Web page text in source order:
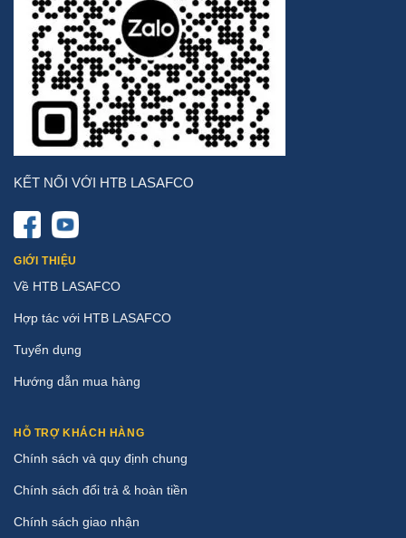
KẾT NỐI VỚI HTB LASAFCO
GIỚI THIỆU
Về HTB LASAFCO
Hợp tác với HTB LASAFCO
Tuyển dụng
Hướng dẫn mua hàng
HỖ TRỢ KHÁCH HÀNG
Chính sách và quy định chung
Chính sách đổi trả & hoàn tiền
Chính sách giao nhận